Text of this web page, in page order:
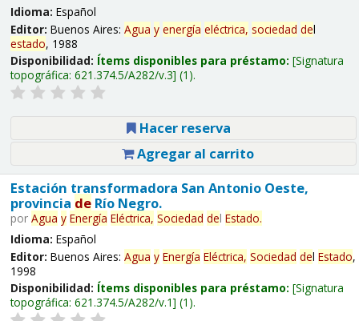
Idioma: Español
Editor: Buenos Aires: Agua y energía eléctrica, sociedad del
estado, 1988
Disponibilidad: Ítems disponibles para préstamo: Signatura
topográfica: 621.374.5/A282/v.3 (1).
Hacer reserva
Agregar al carrito
Estación transformadora San Antonio Oeste,
provincia deRío Negro.
por Agua y Energía Eléctrica, Sociedad del Estado.
Idioma: Español
Editor: Buenos Aires: Agua y Energía Eléctrica, Sociedad del Estado,
1998
Disponibilidad: Ítems disponibles para préstamo: Signatura
topográfica: 621.374.5/A282/v.1 (1).